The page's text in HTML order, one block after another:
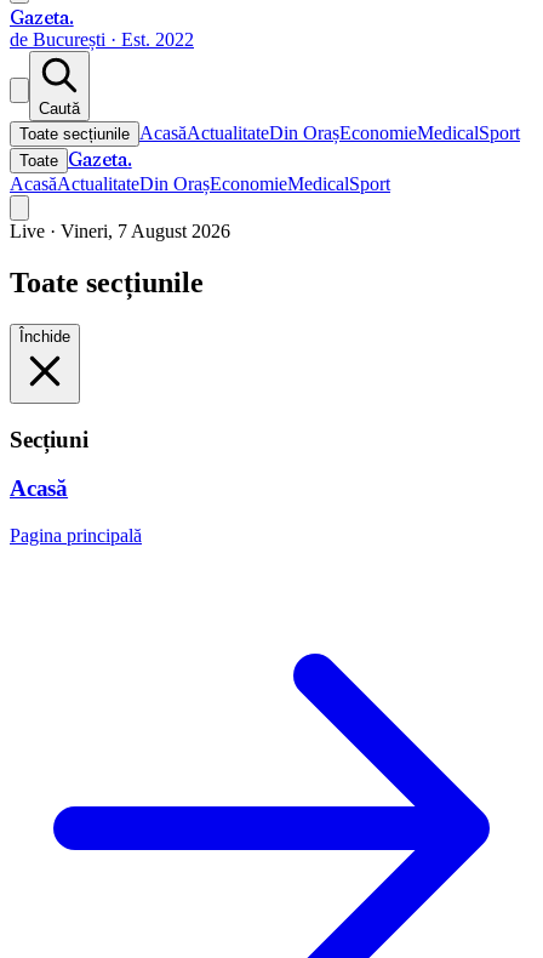
Gazeta.
de București · Est. 2022
Caută
Toate secțiunile AcasăActualitateDin OrașEconomieMedicalSport
Toate Gazeta.
AcasăActualitateDin OrașEconomieMedicalSport
Live · Vineri, 7 August 2026
Toate secțiunile
Închide
Secțiuni
Acasă
Pagina principală